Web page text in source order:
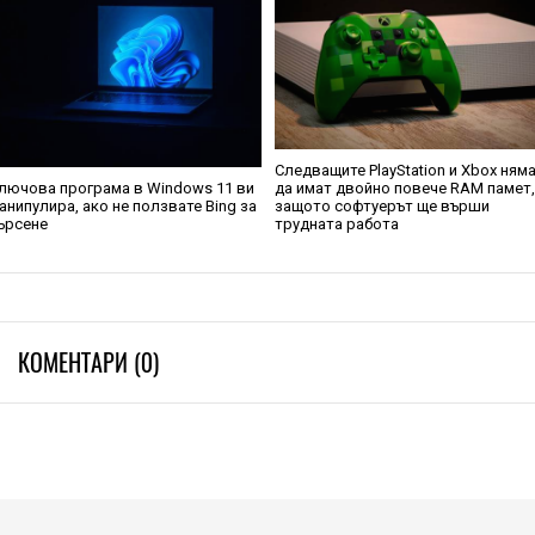
програма в Windows 11 ви
ако не ползвате Bing за
Следващите PlayStation и Xbox
да имат двойно повече RAM памет,
защото софтуерът ще върши
трудната работа
КОМЕНТАРИ (0)